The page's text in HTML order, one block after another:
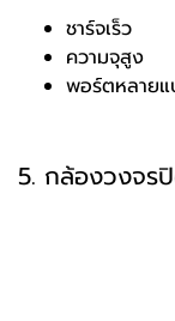
ชาร์จเร็ว
ความจุสูง
พอร์ตหลาย
5. กล้องวงจร